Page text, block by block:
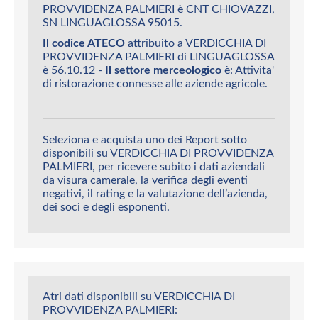
PROVVIDENZA PALMIERI è CNT CHIOVAZZI,
SN LINGUAGLOSSA 95015.
Il codice ATECO attribuito a VERDICCHIA DI
PROVVIDENZA PALMIERI di LINGUAGLOSSA
è 56.10.12 - Il settore merceologico è: Attivita'
di ristorazione connesse alle aziende agricole.
Seleziona e acquista uno dei Report sotto
disponibili su VERDICCHIA DI PROVVIDENZA
PALMIERI, per ricevere subito i dati aziendali
da visura camerale, la verifica degli eventi
negativi, il rating e la valutazione dell’azienda,
dei soci e degli esponenti.
Atri dati disponibili su VERDICCHIA DI
PROVVIDENZA PALMIERI: